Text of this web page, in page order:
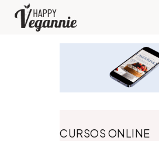
CURSOS ONLINE